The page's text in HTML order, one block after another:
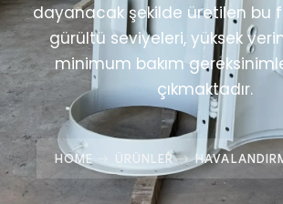
dayanacak şekilde üretilen bu
gürültü seviyeleri, yüksek
minimum bakım
çıkmaktadır.
HOME ÜRÜNLER